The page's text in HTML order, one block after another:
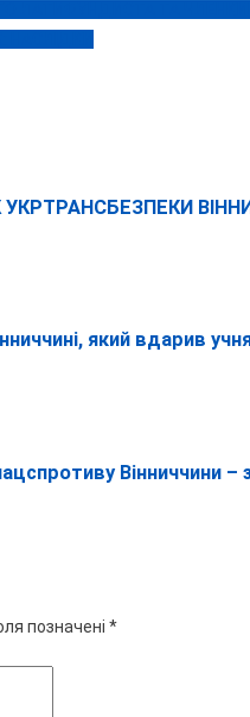
УКРТРАНСБЕЗПЕКИ
який вдарив
Вінниччини –
позначені *